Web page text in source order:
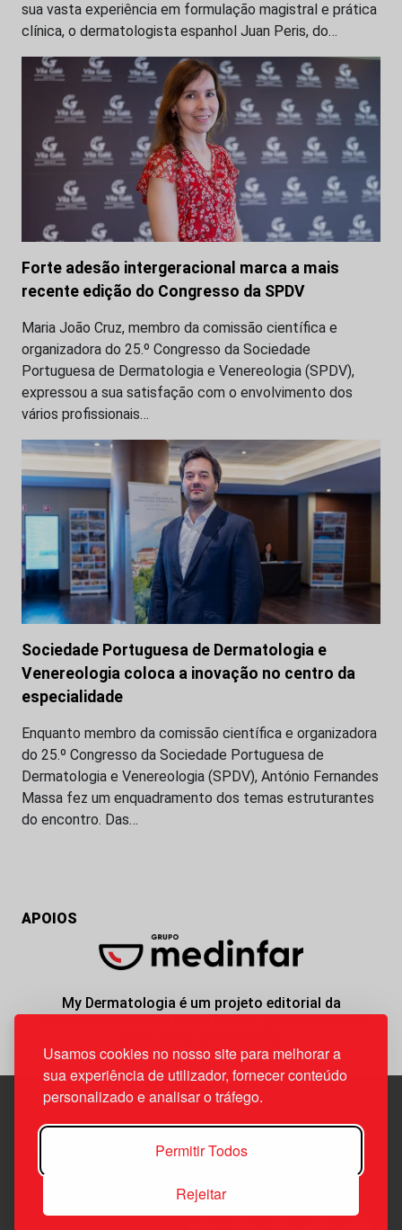
Usamos cookies no nosso site para melhorar a
sua experiência de utilizador, fornecer conteúdo
personalizado e analisar o tráfego.
Permitir Todos
Rejeitar
sua vasta experiência em formulação magistral e prática
clínica, o dermatologista espanhol Juan Peris, do…
Forte adesão intergeracional marca a mais
recente edição do Congresso da SPDV
Maria João Cruz, membro da comissão científica e
organizadora do 25.º Congresso da Sociedade
Portuguesa de Dermatologia e Venereologia (SPDV),
expressou a sua satisfação com o envolvimento dos
vários profissionais…
Sociedade Portuguesa de Dermatologia e
Venereologia coloca a inovação no centro da
especialidade
Enquanto membro da comissão científica e organizadora
do 25.º Congresso da Sociedade Portuguesa de
Dermatologia e Venereologia (SPDV), António Fernandes
Massa fez um enquadramento dos temas estruturantes
do encontro. Das…
APOIOS
My Dermatologia é um projeto editorial da
responsabilidade da News Farma, possível com o
Edif. Lisboa Oriente | Av. Infante D. Henrique, n.º 333H, esc.
1800-282 Lisboa | Portugal